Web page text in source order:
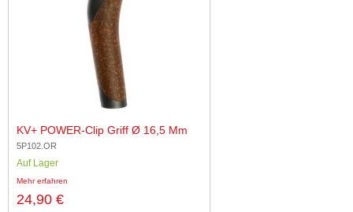
KV+ POWER-Clip Griff Ø 16,5 Mm
5P102.OR
Auf Lager
Mehr erfahren
24,90 €